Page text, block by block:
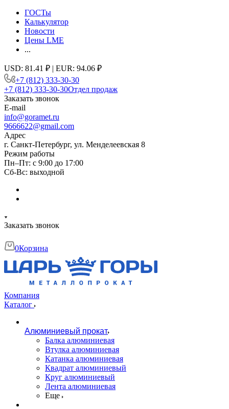
ГОСТы
Калькулятор
Новости
Цены LME
...
USD: 81.41 ₽ | EUR: 94.06 ₽
+7 (812) 333-30-30
+7 (812) 333-30-30Отдел продаж
Заказать звонок
E-mail
info@goramet.ru
9666622@gmail.com
Адрес
г. Санкт-Петербург, ул. Менделеевская 8
Режим работы
Пн–Пт: с 9:00 до 17:00
Сб-Вс: выходной
Заказать звонок
0Корзина
Компания
Каталог
Алюминиевый прокат
Балка алюминиевая
Втулка алюминиевая
Катанка алюминиевая
Квадрат алюминиевый
Круг алюминиевый
Лента алюминиевая
Еще